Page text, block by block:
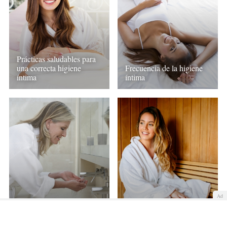
Prácticas saludables para
una correcta higiene
íntima
Frecuencia de la higiene
íntima
Ad